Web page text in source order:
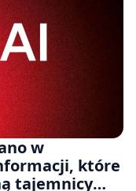
w
które
tajemnicy